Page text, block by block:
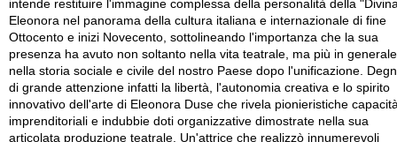
intende restituire l'immagine complessa della personalità della
Eleonora nel panorama della cultura italiana e internazionale di fine
Ottocento e inizi Novecento, sottolineando l'importanza che la sua
presenza ha avuto non soltanto nella vita teatrale, ma più in
nella storia sociale e civile del nostro Paese dopo l'unificazione.
di grande attenzione infatti la libertà, l'autonomia creativa e lo spirito
innovativo dell'arte di Eleonora Duse che rivela pionieristiche
imprenditoriali e indubbie doti organizzative dimostrate nella sua
articolata produzione teatrale. Un'attrice che realizzò innumerevoli